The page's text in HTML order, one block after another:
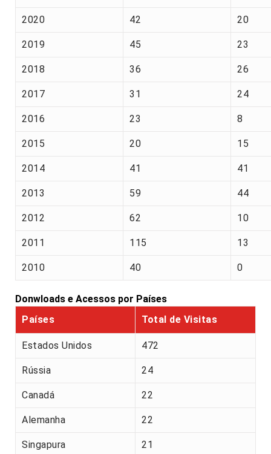
2020 42 20
2019 45 23
2018 36 26
2017 31 24
2016 23 8
2015 20 15
2014 41 41
2013 59 44
2012 62 10
2011 115 13
2010 40 0
Donwloads e Acessos por Países
Países
Total de Visitas
Estados Unidos 472
Rússia 24
Canadá 22
Alemanha 22
Singapura 21